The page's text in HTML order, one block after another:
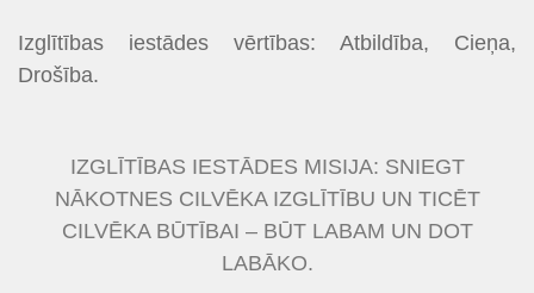
Izglītības iestādes vērtības: Atbildība, Cieņa,
Drošība.
IZGLĪTĪBAS IESTĀDES MISIJA: SNIEGT
NĀKOTNES CILVĒKA IZGLĪTĪBU UN TICĒT
CILVĒKA BŪTĪBAI – BŪT LABAM UN DOT
LABĀKO.